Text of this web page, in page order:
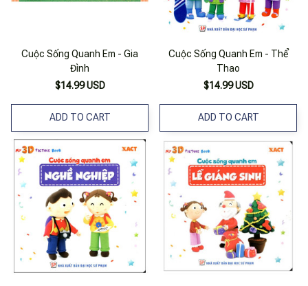
Cuộc Sống Quanh Em - Gia
Đình
$14.99 USD
ADD TO CART
Cuộc Sống Quanh Em - Thể
Thao
$14.99 USD
ADD TO CART